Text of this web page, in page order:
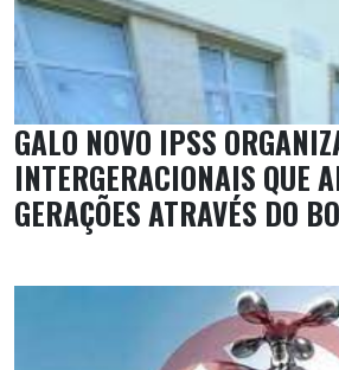
GALO NOVO IPSS
INTERGERACIONAIS QUE
GERAÇÕES ATRAVÉS DO